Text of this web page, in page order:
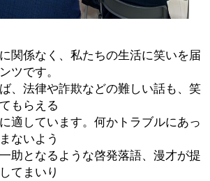
関係なく、私たちの生活に笑いを届
ツです。
、法律や詐欺などの難しい話も、笑
もらえる
適しています。何かトラブルにあっ
ないよう
助となるような啓発落語、漫才が提
てまいり